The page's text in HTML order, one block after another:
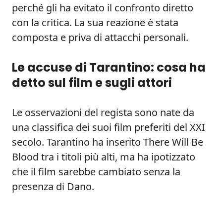
perché gli ha evitato il confronto diretto
con la critica. La sua reazione è stata
composta e priva di attacchi personali.
Le accuse di Tarantino: cosa ha
detto sul film e sugli attori
Le osservazioni del regista sono nate da
una classifica dei suoi film preferiti del XXI
secolo. Tarantino ha inserito There Will Be
Blood tra i titoli più alti, ma ha ipotizzato
che il film sarebbe cambiato senza la
presenza di Dano.